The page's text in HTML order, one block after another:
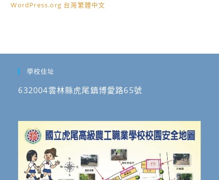
WordPress.org 台灣繁體中文
學校住址
632004雲林縣虎尾鎮博愛路65號